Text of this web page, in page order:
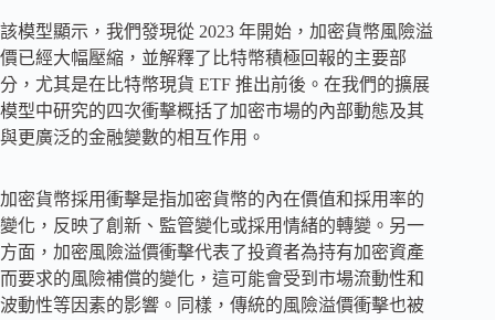
該模型顯示，我們發現從 2023 年開始，加密貨幣風險溢
價已經大幅壓縮，並解釋了比特幣積極回報的主要部
分，尤其是在比特幣現貨 ETF 推出前後。在我們的擴展
模型中研究的四次衝擊概括了加密市場的內部動態及其
與更廣泛的金融變數的相互作用。
加密貨幣採用衝擊是指加密貨幣的內在價值和採用率的
變化，反映了創新、監管變化或採用情緒的轉變。另一
方面，加密風險溢價衝擊代表了投資者為持有加密資產
而要求的風險補償的變化，這可能會受到市場流動性和
波動性等因素的影響。同樣，傳統的風險溢價衝擊也被